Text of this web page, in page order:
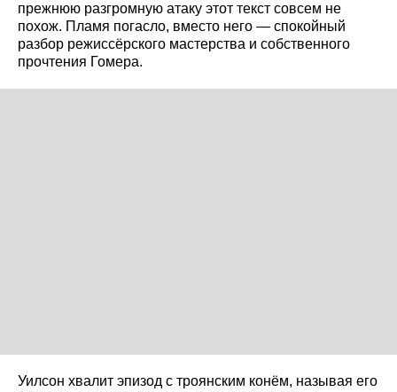
прежнюю разгромную атаку этот текст совсем не
похож. Пламя погасло, вместо него — спокойный
разбор режиссёрского мастерства и собственного
прочтения Гомера.
Уилсон хвалит эпизод с троянским конём, называя его